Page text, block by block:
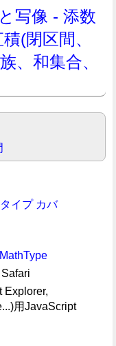
写像 - 添数
(閉区間、
、和集合、
イプ カバ
MathType
Explorer,
用JavaScript